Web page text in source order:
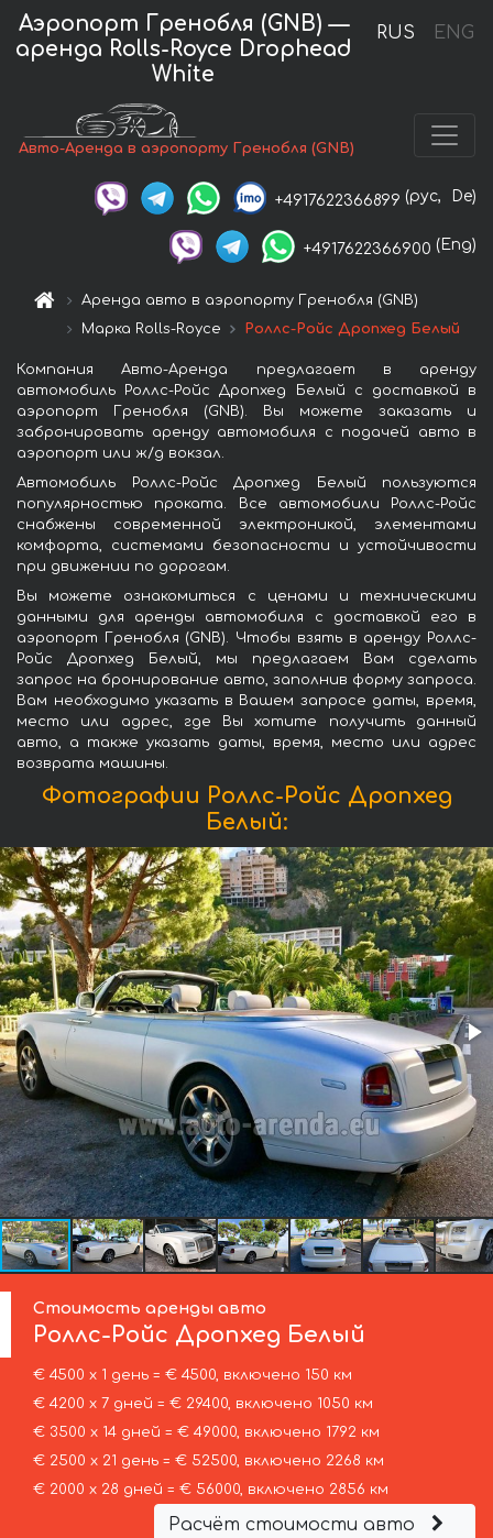
RUS ENG
Аэропорт Гренобля (GNB) —
аренда Rolls-Royce Drophead
White
Авто-Аренда в аэропорту Гренобля (GNB)
+4917622366899 (рус, De)
+4917622366900 (Eng)
Аренда авто в аэропорту Гренобля (GNB)
Марка Rolls-Royce
Роллс-Ройс Дропхед Белый
Компания Авто-Аренда предлагает в аренду
автомобиль Роллс-Ройс Дропхед Белый с доставкой в
аэропорт Гренобля (GNB). Вы можете заказать и
забронировать аренду автомобиля с подачей авто в
аэропорт или ж/д вокзал.
Автомобиль Роллс-Ройс Дропхед Белый пользуются
популярностью проката. Все автомобили Роллс-Ройс
снабжены современной электроникой, элементами
комфорта, системами безопасности и устойчивости
при движении по дорогам.
Вы можете ознакомиться с ценами и техническими
данными для аренды автомобиля с доставкой его в
аэропорт Гренобля (GNB). Чтобы взять в аренду Роллс-
Ройс Дропхед Белый, мы предлагаем Вам сделать
запрос на бронирование авто, заполнив форму запроса.
Вам необходимо указать в Вашем запросе даты, время,
место или адрес, где Вы хотите получить данный
авто, а также указать даты, время, место или адрес
возврата машины.
Фотографии Роллс-Ройс Дропхед
Белый:
Стоимость аренды авто
Роллс-Ройс Дропхед Белый
€ 4500 х 1 день = € 4500, включено 150 км
€ 4200 х 7 дней = € 29400, включено 1050 км
€ 3500 х 14 дней = € 49000, включено 1792 км
€ 2500 х 21 день = € 52500, включено 2268 км
€ 2000 х 28 дней = € 56000, включено 2856 км
Расчёт стоимости авто